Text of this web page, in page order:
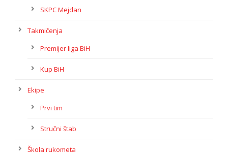
SKPC Mejdan
Takmičenja
Premijer liga BiH
Kup BiH
Ekipe
Prvi tim
Stručni štab
Škola rukometa